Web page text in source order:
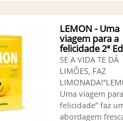
LEMON - Uma
viagem para a
felicidade 2ª
SE A VIDA TE DÁ
LIMÕES, FAZ
Uma viagem
felicidade” faz
abordagem